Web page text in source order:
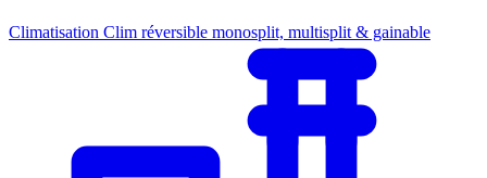
Climatisation Clim réversible monosplit, multisplit & gainable